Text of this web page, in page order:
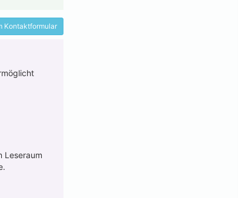
Kontaktformular
Leseraum